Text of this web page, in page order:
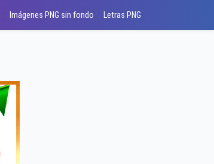
Imágenes PNG sin fondo Letras PNG